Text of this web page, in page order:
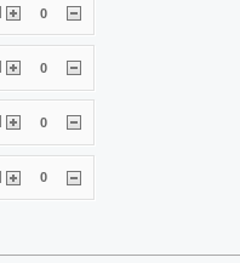
| 0
| 0
0
| 0